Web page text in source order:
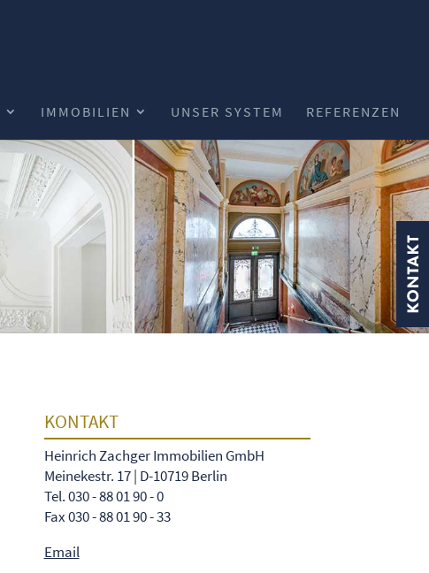
IMMOBILIEN UNSER SYSTEM REFERENZEN
KONTAKT
Heinrich Zachger Immobilien GmbH
Meinekestr. 17 | D-10719 Berlin
Tel. 030 - 88 01 90 - 0
Fax 030 - 88 01 90 - 33
Email